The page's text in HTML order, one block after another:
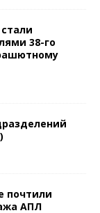
38-го
почтили
АПЛ